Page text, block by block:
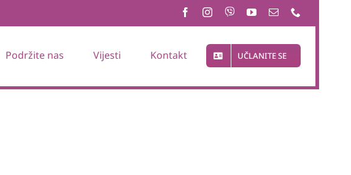
Podržite nas Vijesti Kontakt UČLANITE SE